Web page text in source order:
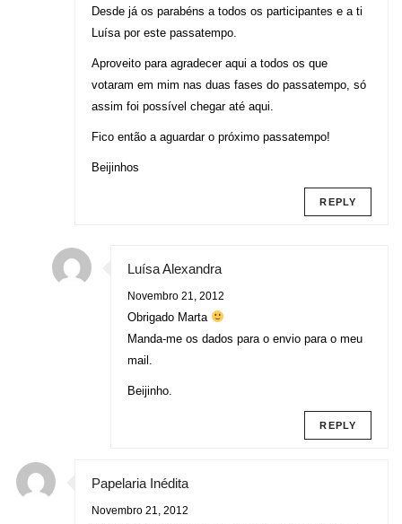
Desde já os parabéns a todos os participantes e a ti
Luísa por este passatempo.
Aproveito para agradecer aqui a todos os que
votaram em mim nas duas fases do passatempo, só
assim foi possível chegar até aqui.
Fico então a aguardar o próximo passatempo!
Beijinhos
REPLY
Luísa Alexandra
Novembro 21, 2012
Obrigado Marta
Manda-me os dados para o envio para o meu
mail.
Beijinho.
REPLY
Papelaria Inédita
Novembro 21, 2012